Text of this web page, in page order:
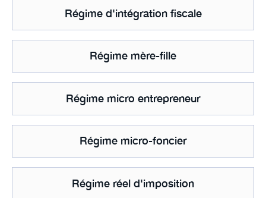
Régime d'intégration fiscale
Régime mère-fille
Régime micro entrepreneur
Régime micro-foncier
Régime réel d'imposition